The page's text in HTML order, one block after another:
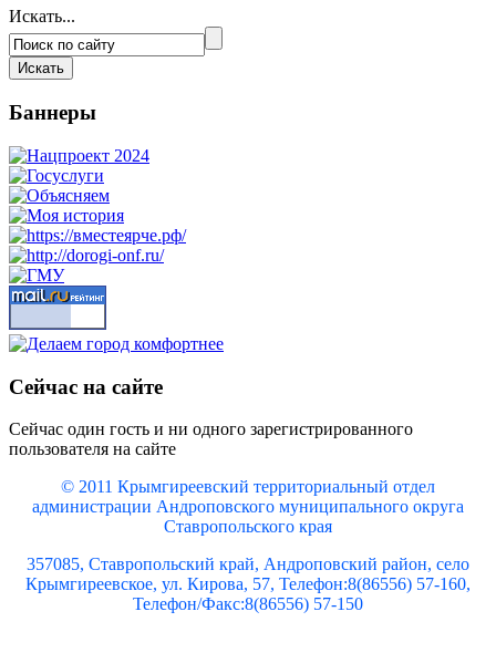
Искать...
Баннеры
Сейчас на сайте
Сейчас один гость и ни одного зарегистрированного
пользователя на сайте
© 2011 Крымгиреевский территориальный отдел
администрации Андроповского муниципального округа
Ставропольского края
357085, Ставропольский край, Андроповский район, село
Крымгиреевское, ул. Кирова, 57, Телефон:8(86556) 57-160,
Телефон/Факс:8(86556) 57-150